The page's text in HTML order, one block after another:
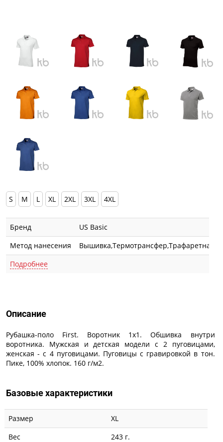
S M L XL 2XL 3XL 4XL
Бренд
US Basic
Метод нанесения
Вышивка,Термотрансфер,Трафаретная
Подробнее
Описание
Рубашка-поло First. Воротник 1х1. Обшивка внутри
воротника. Мужская и детская модели с 2 пуговицами,
женская - с 4 пуговицами. Пуговицы с гравировкой в тон.
Пике, 100% хлопок. 160 г/м2.
Базовые характеристики
Размер
XL
Вес
243 г.